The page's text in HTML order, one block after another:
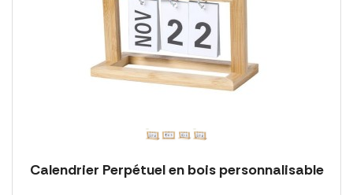
Calendrier Perpétuel en bois personnalisable